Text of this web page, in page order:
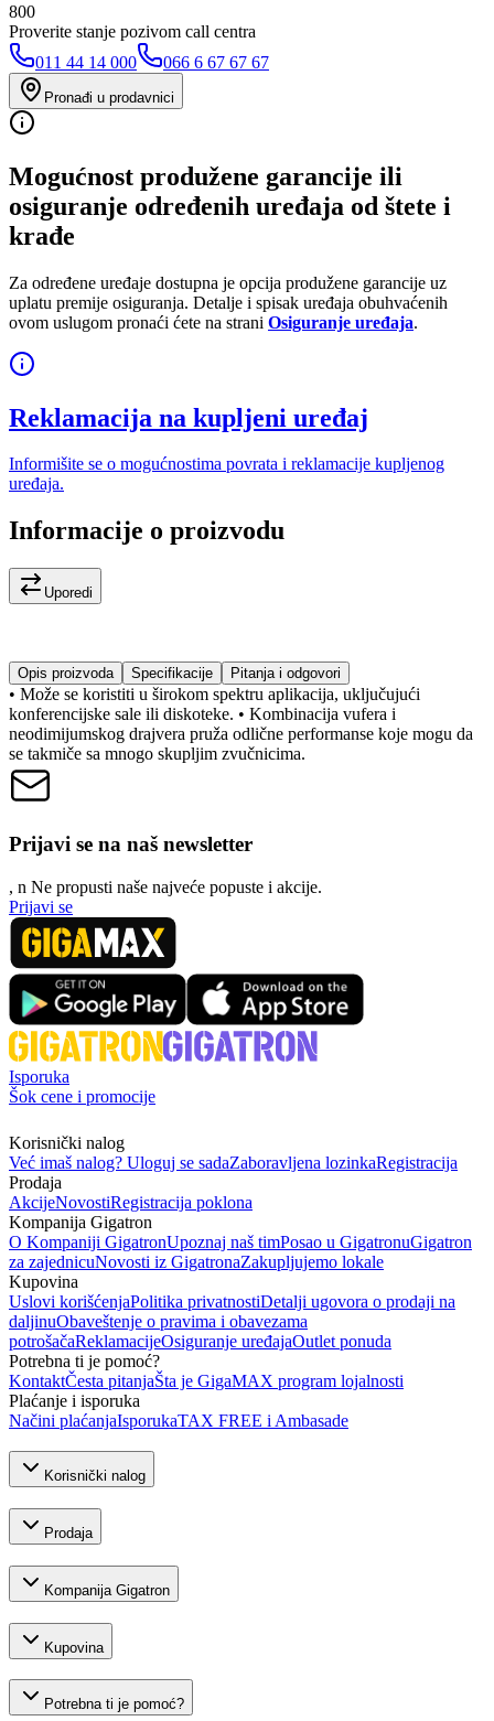
800
Proverite stanje pozivom call centra
011 44 14 000
066 6 67 67 67
Pronađi u prodavnici
Mogućnost produžene garancije ili
osiguranje određenih uređaja od štete i
krađe
Za određene uređaje dostupna je opcija produžene garancije uz
uplatu premije osiguranja. Detalje i spisak uređaja obuhvaćenih
ovom uslugom pronaći ćete na strani Osiguranje uređaja.
Reklamacija na kupljeni uređaj
Informišite se o mogućnostima povrata i reklamacije kupljenog
uređaja.
Informacije o proizvodu
Uporedi
Opis proizvoda Specifikacije Pitanja i odgovori
• Može se koristiti u širokom spektru aplikacija, uključujući
konferencijske sale ili diskoteke. • Kombinacija vufera i
neodimijumskog drajvera pruža odlične performanse koje mogu da
se takmiče sa mnogo skupljim zvučnicima.
Prijavi se na naš newsletter
, n Ne propusti naše najveće popuste i akcije.
Prijavi se
Isporuka
Šok cene i promocije
Korisnički nalog
Već imaš nalog? Uloguj se sadaZaboravljena lozinkaRegistracija
Prodaja
AkcijeNovostiRegistracija poklona
Kompanija Gigatron
O Kompaniji GigatronUpoznaj naš timPosao u GigatronuGigatron
za zajednicuNovosti iz GigatronaZakupljujemo lokale
Kupovina
Uslovi korišćenjaPolitika privatnostiDetalji ugovora o prodaji na
daljinuObaveštenje o pravima i obavezama
potrošačaReklamacijeOsiguranje uređajaOutlet ponuda
Potrebna ti je pomoć?
KontaktČesta pitanjaŠta je GigaMAX program lojalnosti
Plaćanje i isporuka
Načini plaćanjaIsporukaTAX FREE i Ambasade
Korisnički nalog
Prodaja
Kompanija Gigatron
Kupovina
Potrebna ti je pomoć?